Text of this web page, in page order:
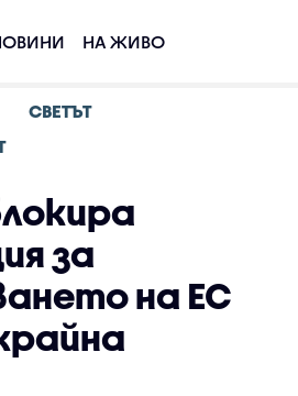
НА ЖИВО
СВЕТЪТ
за
на ЕС